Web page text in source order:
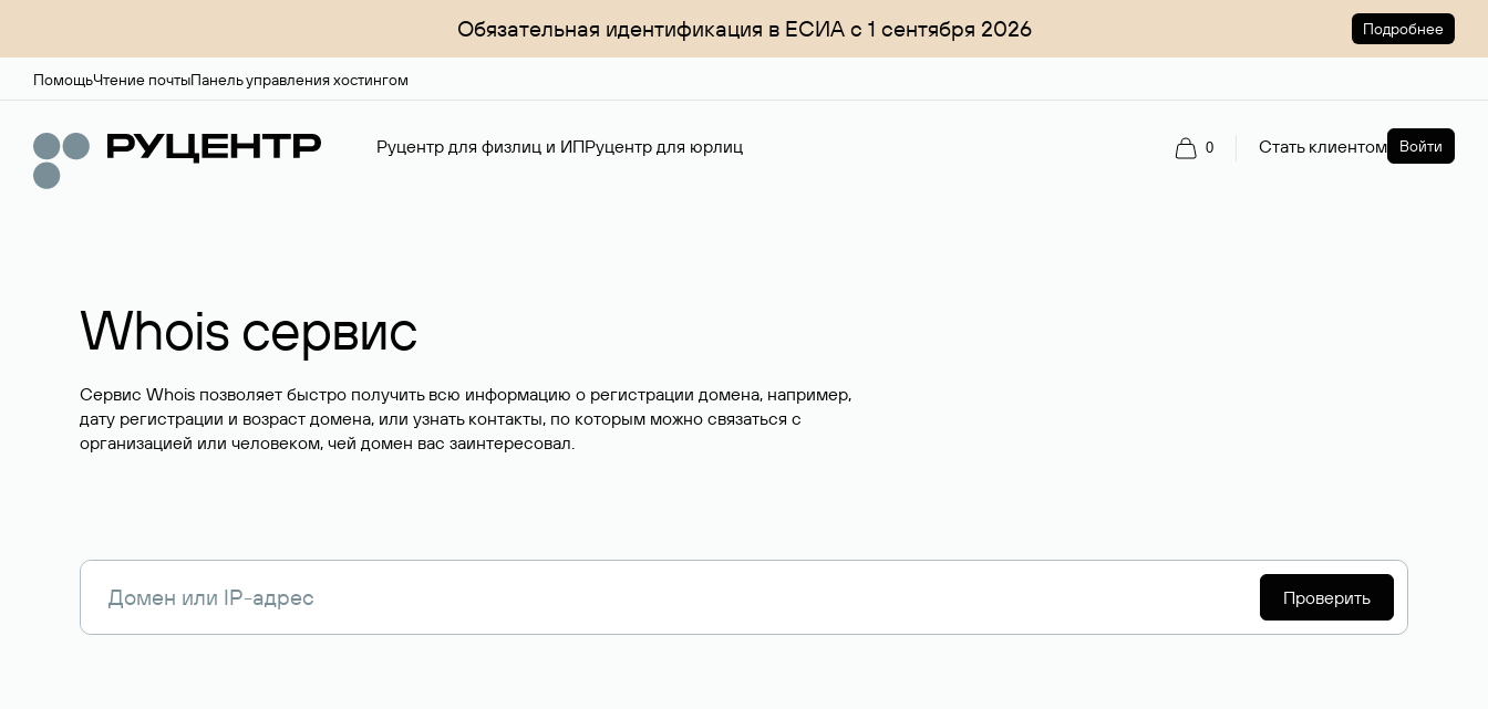
Обязательная идентификация в ЕСИА с 1 сентября 2026 Подробнее
ПомощьЧтение почтыПанель управления хостингом
Руцентр для физлиц и ИПРуцентр для юрлиц 0 Стать клиентом Войти
Whois сервис
Сервис Whois позволяет быстро получить всю информацию о регистрации домена, например,
дату регистрации и возраст домена, или узнать контакты, по которым можно связаться с
организацией или человеком, чей домен вас заинтересовал.
Проверить